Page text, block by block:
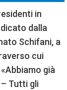
in
dalla
Schifani, a
cui
già
Tutti gli